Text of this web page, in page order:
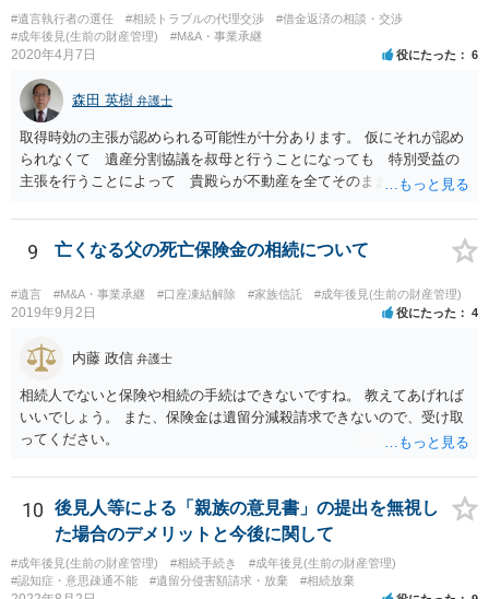
#遺言執行者の選任 #相続トラブルの代理交渉
#借金返済の相談・交渉
#成年後見(生前の財産管理)
#M&A・事業承継
2020年4月7日 役にたった 6
森田 英樹 弁護士
取得時効の主張が認められる可能性が十分あります。 仮にそれが認め
られなくて 遺産分割協議を叔母と行うことになっても 特別受益の
主張を行うことによって 貴殿らが不動産を全てそのまま取得できる
9 亡くなる父の死亡保険金の相続について
#遺言 #M&A・事業承継 #口座凍結解除 #家族信託 #成年後見(生前の財産管理)
2019年9月2日 役にたった 4
内藤 政信 弁護士
相続人でないと保険や相続の手続はできないですね。 教えてあげれば
いいでしょう。 また、保険金は遺留分減殺請求できないので、受け取
ってください。
10
後見人等による「親族の意見書」の提出を無視し
た場合のデメリットと今後に関して
#成年後見(生前の財産管理) #相続手続き
#成年後見(生前の財産管理)
#認知症・意思疎通不能
#遺留分侵害額請求・放棄 #相続放棄